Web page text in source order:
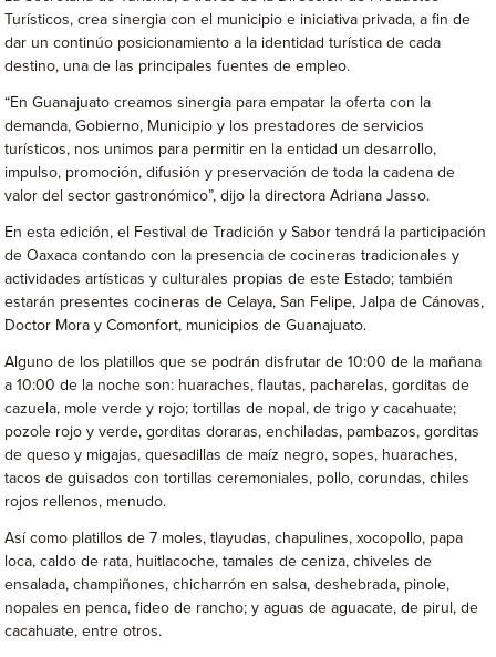
Turísticos, crea sinergia con el municipio e iniciativa privada, a fin de
dar un continúo posicionamiento a la identidad turística de cada
destino, una de las principales fuentes de empleo.
“En Guanajuato creamos sinergia para empatar la oferta con la
demanda, Gobierno, Municipio y los prestadores de servicios
turísticos, nos unimos para permitir en la entidad un desarrollo,
impulso, promoción, difusión y preservación de toda la cadena de
valor del sector gastronómico”, dijo la directora Adriana Jasso.
En esta edición, el Festival de Tradición y Sabor tendrá la participación
de Oaxaca contando con la presencia de cocineras tradicionales y
actividades artísticas y culturales propias de este Estado; también
estarán presentes cocineras de Celaya, San Felipe, Jalpa de Cánovas,
Doctor Mora y Comonfort, municipios de Guanajuato.
Alguno de los platillos que se podrán disfrutar de 10:00 de la mañana
a 10:00 de la noche son: huaraches, flautas, pacharelas, gorditas de
cazuela, mole verde y rojo; tortillas de nopal, de trigo y cacahuate;
pozole rojo y verde, gorditas doraras, enchiladas, pambazos, gorditas
de queso y migajas, quesadillas de maíz negro, sopes, huaraches,
tacos de guisados con tortillas ceremoniales, pollo, corundas, chiles
rojos rellenos, menudo.
Así como platillos de 7 moles, tlayudas, chapulines, xocopollo, papa
loca, caldo de rata, huitlacoche, tamales de ceniza, chiveles de
ensalada, champiñones, chicharrón en salsa, deshebrada, pinole,
nopales en penca, fideo de rancho; y aguas de aguacate, de pirul, de
cacahuate, entre otros.